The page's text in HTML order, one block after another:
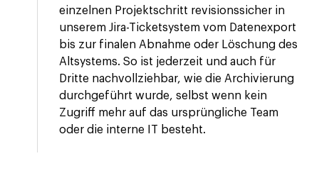
einzelnen Projektschritt revisionssicher in
unserem Jira-Ticketsystem vom Datenexport
bis zur finalen Abnahme oder Löschung des
Altsystems. So ist jederzeit und auch für
Dritte nachvollziehbar, wie die Archivierung
durchgeführt wurde, selbst wenn kein
Zugriff mehr auf das ursprüngliche Team
oder die interne IT besteht.